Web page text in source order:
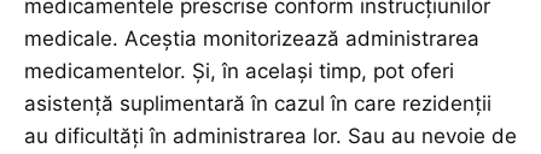
medicamentele prescrise conform instrucțiunilor
medicale. Aceștia monitorizează administrarea
medicamentelor. Și, în același timp, pot oferi
asistență suplimentară în cazul în care rezidenții
au dificultăți în administrarea lor. Sau au nevoie de